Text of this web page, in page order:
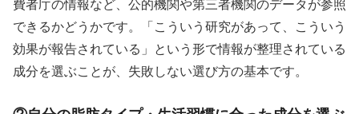
費者庁の情報など、公的機関や第三者機関のデータが参照
できるかどうかです。「こういう研究があって、こういう
効果が報告されている」という形で情報が整理されている
成分を選ぶことが、失敗しない選び方の基本です。